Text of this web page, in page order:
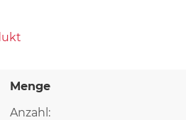
Menge
Anzahl: